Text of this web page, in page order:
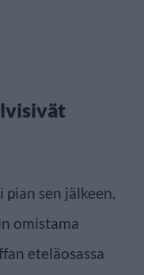
sen jälkeen,
omistama
eteläosassa